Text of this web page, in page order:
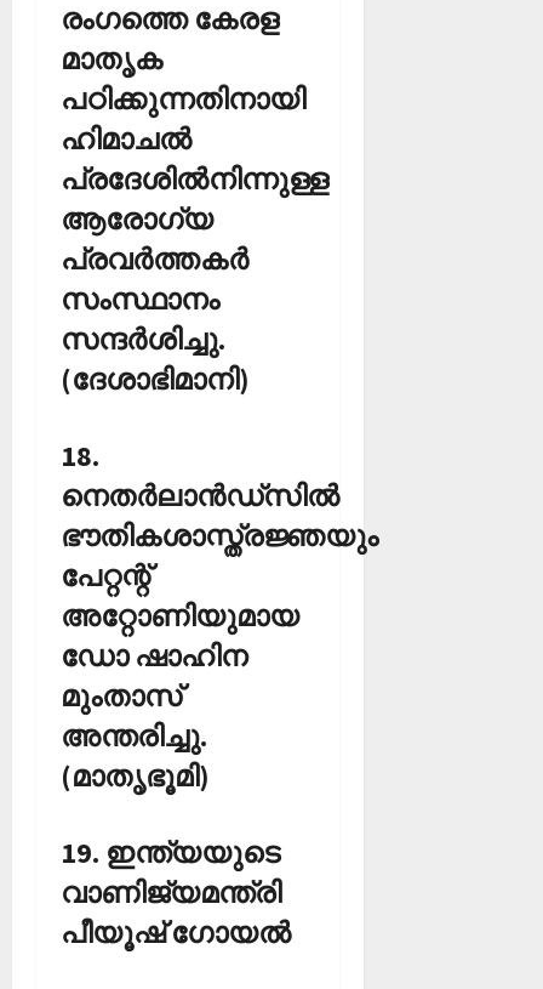
രംഗത്തെ കേരള
മാതൃക
പഠിക്കുന്നതിനായി
ഹിമാചല്‍
പ്രദേശില്‍നിന്നുള്ള
ആരോഗ്യ
പ്രവര്‍ത്തകര്‍
സംസ്ഥാനം
സന്ദര്‍ശിച്ചു.
(ദേശാഭിമാനി)
18.
നെതര്‍ലാന്‍ഡ്‌സില്‍
ഭൗതികശാസ്ത്രജ്ഞയും
പേറ്റന്റ്
അറ്റോണിയുമായ
ഡോ ഷാഹിന
മുംതാസ്
അന്തരിച്ചു.
(മാതൃഭൂമി)
19. ഇന്ത്യയുടെ
വാണിജ്യമന്ത്രി
പീയൂഷ് ഗോയല്‍